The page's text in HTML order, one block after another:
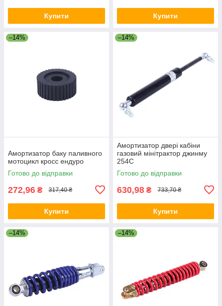
Купити Купити
–14%
Амортизатор баку паливного
мотоцикл кросс ендуро
Готово до відправки
272,96 ₴ 317,40 ₴
Купити
–14%
Амортизатор двері кабіни
газовий мінітрактор джинму
254C
Готово до відправки
630,98 ₴ 733,70 ₴
Купити
–14% –14%